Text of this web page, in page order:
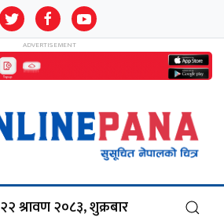
२२ श्रावण २०८३, शुक्रबार